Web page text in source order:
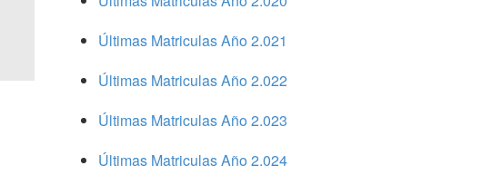
Últimas Matriculas Año 2.021
Últimas Matriculas Año 2.022
Últimas Matriculas Año 2.023
Últimas Matriculas Año 2.024